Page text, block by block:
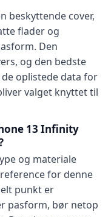
beskyttende cover,
flader og
Den
og den bedste
oplistede data for
valget knyttet til
13 Infinity
og materiale
for denne
punkt er
pasform, bør netop